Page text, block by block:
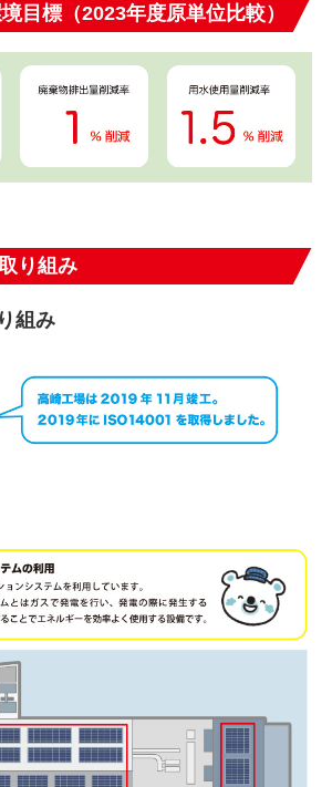
目標（2023年度原単位比較）
り組み
組み